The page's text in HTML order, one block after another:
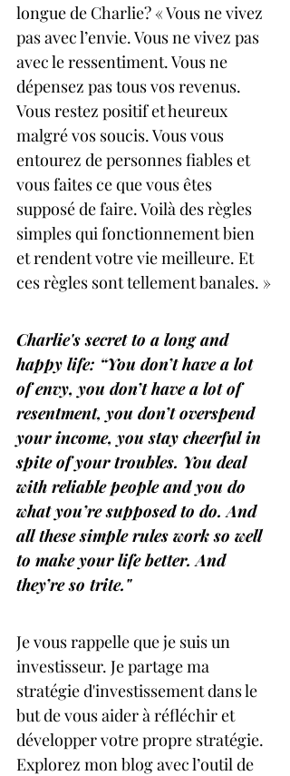
longue de Charlie? « Vous ne vivez
pas avec l’envie. Vous ne vivez pas
avec le ressentiment. Vous ne
dépensez pas tous vos revenus.
Vous restez positif et heureux
malgré vos soucis. Vous vous
entourez de personnes fiables et
vous faites ce que vous êtes
supposé de faire. Voilà des règles
simples qui fonctionnement bien
et rendent votre vie meilleure. Et
ces règles sont tellement banales. »
Charlie's secret to a long and
happy life: “You don’t have a lot
of envy, you don’t have a lot of
resentment, you don’t overspend
your income, you stay cheerful in
spite of your troubles. You deal
with reliable people and you do
what you’re supposed to do. And
all these simple rules work so well
to make your life better. And
they’re so trite."
Je vous rappelle que je suis un
investisseur. Je partage ma
stratégie d'investissement dans le
but de vous aider à réfléchir et
développer votre propre stratégie.
Explorez mon blog avec l’outil de